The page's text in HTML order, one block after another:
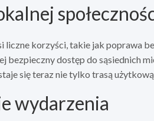
liczne korzyści, takie jak poprawa
bezpieczny dostęp do sąsiednich
się teraz nie tylko trasą
wydarzenia